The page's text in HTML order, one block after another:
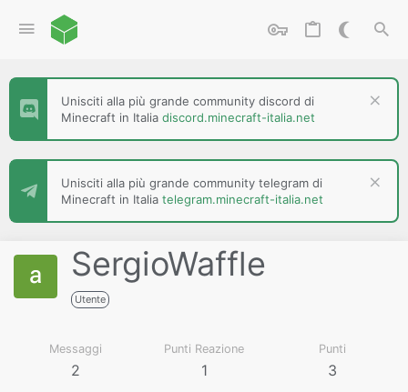
Unisciti alla più grande community discord di
Minecraft in Italia discord.minecraft-italia.net
Unisciti alla più grande community telegram di
Minecraft in Italia telegram.minecraft-italia.net
SergioWaffle
Utente
Messaggi
2
Punti Reazione
1
Punti
3